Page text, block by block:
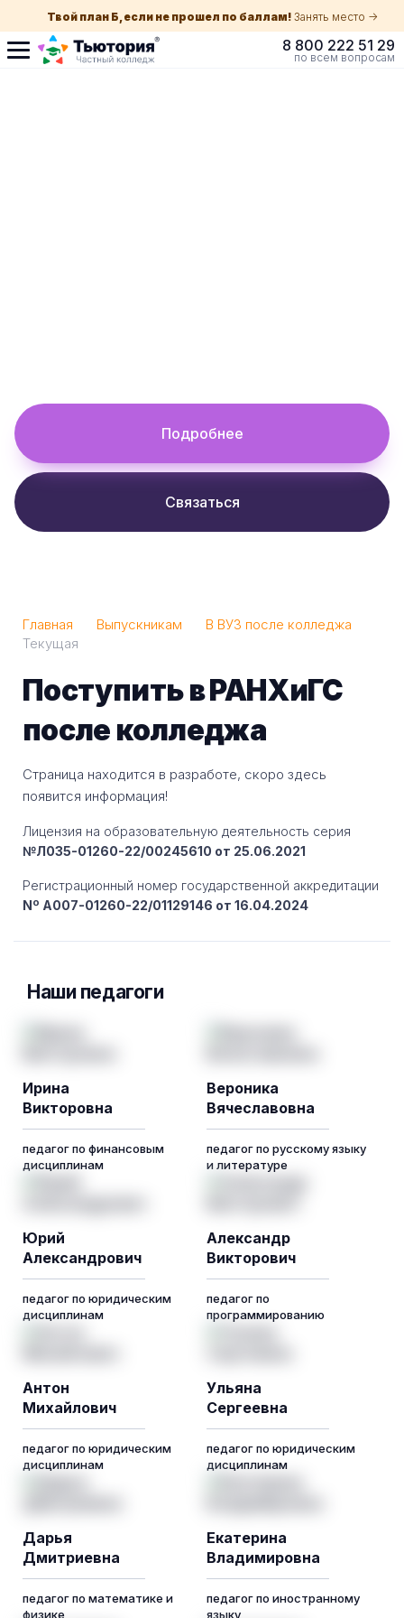
Твой план Б, если не прошел по баллам! Занять место ->
8 800 222 51 29
по всем вопросам
Подробнее
Связаться
Главная Выпускникам
В ВУЗ после колледжа
Текущая
Поступить в РАНХиГС
после колледжа
Страница находится в разработе, скоро здесь
появится информация!
Лицензия на образовательную деятельность серия
№Л035-01260-22/00245610 от 25.06.2021
Регистрационный номер государственной аккредитации
Nº A007-01260-22/01129146 от 16.04.2024
Наши педагоги
Ирина
Викторовна
педагог по финансовым
дисциплинам
Вероника
Вячеславовна
педагог по русскому языку
и литературе
Юрий
Александрович
педагог по юридическим
дисциплинам
Александр
Викторович
педагог по
программированию
Антон
Михайлович
педагог по юридическим
дисциплинам
Ульяна
Сергеевна
педагог по юридическим
дисциплинам
Дарья
Дмитриевна
педагог по математике и
физике
Екатерина
Владимировна
педагог по иностранному
языку